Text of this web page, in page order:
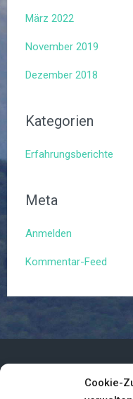
Cookie-
März 2022
November 2019
Dezember 2018
Kategorien
Erfahrungsberichte
Meta
Anmelden
Kommentar-Feed